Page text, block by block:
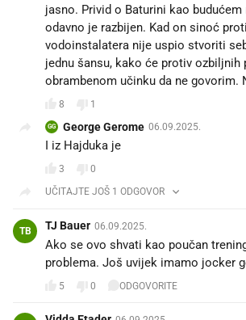
jasno. Privid o Baturini kao
odavno je razbijen. Kad on sinoć
vodoinstalatera nije uspio stvoriti
jednu šansu, kako će protiv ozbiljnih
obrambenom učinku da ne govorim.
8 1
GG George Gerome 06.09.2025.
I iz Hajduka je
3
0
UČITAJTE JOŠ 1 ODGOVOR
TB TJ Bauer 06.09.2025.
Ako se ovo shvati kao poučan
problema. Još uvijek imamo jocker
5 0 ODGOVORITE